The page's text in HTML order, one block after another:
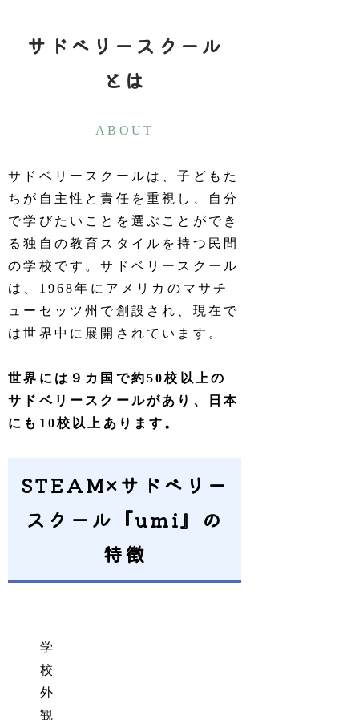
サドベリースクール
とは
ABOUT
サドベリースクールは、子どもた
ちが自主性と責任を重視し、自分
で学びたいことを選ぶことができ
る独自の教育スタイルを持つ民間
の学校です。サドベリースクール
は、1968年にアメリカのマサチ
ューセッツ州で創設され、現在で
は世界中に展開されています。
世界には９カ国で約50校以上の
サドベリースクールがあり、日本
にも10校以上あります。
STEAM×サドベリー
スクール『umi』の
特徴
学
校
外
観